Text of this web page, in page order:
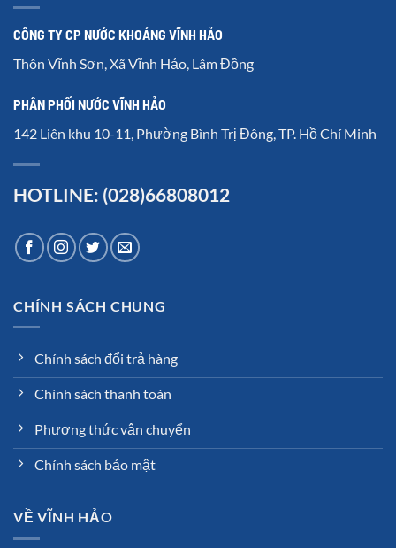
CÔNG TY CP NƯỚC KHOÁNG VĨNH HẢO
Thôn Vĩnh Sơn, Xã Vĩnh Hảo, Lâm Đồng
PHÂN PHỐI NƯỚC VĨNH HẢO
142 Liên khu 10-11, Phường Bình Trị Đông, TP. Hồ Chí Minh
HOTLINE: (028)66808012
CHÍNH SÁCH CHUNG
Chính sách đổi trả hàng
Chính sách thanh toán
Phương thức vận chuyển
Chính sách bảo mật
VỀ VĨNH HẢO